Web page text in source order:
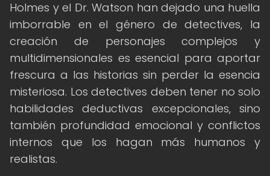
Holmes y el Dr. Watson han dejado una huella
imborrable en el género de detectives, la
creación de personajes complejos y
multidimensionales es esencial para aportar
frescura a las historias sin perder la esencia
misteriosa. Los detectives deben tener no solo
habilidades deductivas excepcionales, sino
también profundidad emocional y conflictos
internos que los hagan más humanos y
realistas.